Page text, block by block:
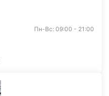
Пн-Вс: 09:00 - 21:00